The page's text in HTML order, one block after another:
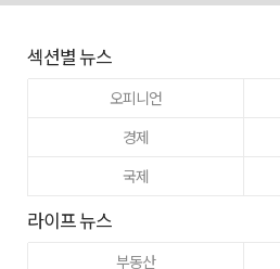
섹션별 뉴스
오피니언
경제
국제
라이프 뉴스
부동산